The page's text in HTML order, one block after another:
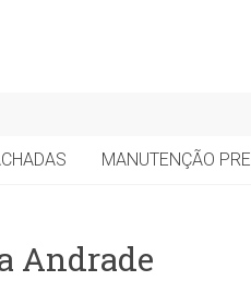
MANUTENÇÃO
Andrade